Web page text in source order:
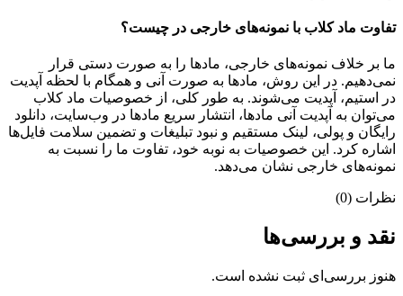
تفاوت ماد کلاب با نمونه‌های خارجی در چیست؟
ما بر خلاف نمونه‌های خارجی، مادها را به صورت دستی قرار
نمی‌دهیم. در این روش، مادها به صورت آنی و همگام با لحظه آپدیت
در استیم، آپدیت می‌شوند. به طور کلی، از خصوصیات ماد کلاب
می‌‌توان به آپدیت آنی مادها، انتشار سریع مادها در وب‌سایت، دانلود
رایگان و پولی، لینک مستقیم و نبود تبلیغات و تضمین سلامت فایل‌ها
اشاره کرد. این خصوصیات به نوبه خود، تفاوت ما را نسبت به
نمونه‌های خارجی نشان می‌دهد.
نظرات (0)
نقد و بررسی‌ها
هنوز بررسی‌ای ثبت نشده است.